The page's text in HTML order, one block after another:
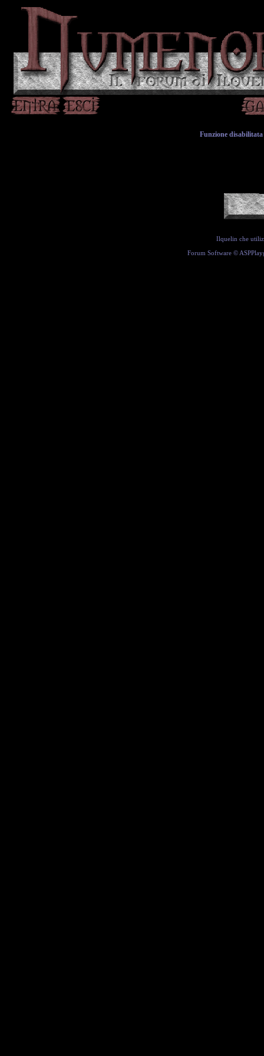
Funzione disabilitata
Ilquelin che
Forum Software ©